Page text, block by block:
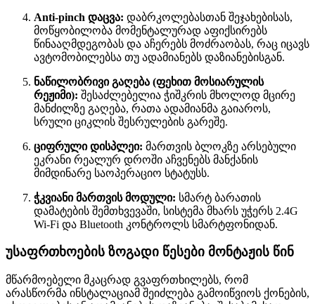
Anti-pinch დაცვა: დაბრკოლებასთან შეჯახებისას,
მოწყობილობა მომენტალურად აფიქსირებს
წინააღმდეგობას და აჩერებს მოძრაობას, რაც იცავს
ავტომობილებსა თუ ადამიანებს დაზიანებისგან.
ნაწილობრივი გაღება (ფეხით მოსიარულის
რეჟიმი): შესაძლებელია ჭიშკრის მხოლოდ მცირე
მანძილზე გაღება, რათა ადამიანმა გაიაროს,
სრული ციკლის შესრულების გარეშე.
ციფრული დისპლეი: მართვის ბლოკზე არსებული
ეკრანი რეალურ დროში აჩვენებს მანქანის
მიმდინარე საოპერაციო სტატუსს.
ჭკვიანი მართვის მოდული: სმარტ ბარათის
დამატების შემთხვევაში, სისტემა მხარს უჭერს 2.4G
Wi-Fi და Bluetooth კონტროლს სმარტფონიდან.
უსაფრთხოების ზოგადი წესები მონტაჟის წინ
მწარმოებელი მკაცრად გვაფრთხილებს, რომ
არასწორმა ინსტალაციამ შეიძლება გამოიწვიოს ქონების,